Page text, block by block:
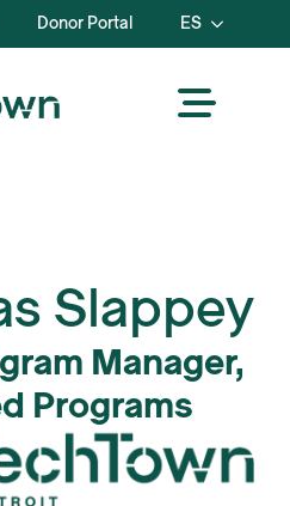
Donor Portal ES
Slappey
Manager,
Programs